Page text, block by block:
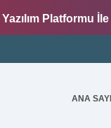
Platformu
ANA